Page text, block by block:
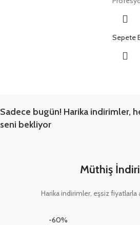
Sepete
Müthiş
Harika indirimler, eşsiz fiyatlarla
-60%
Sadece bugün! Harika indirimler,
seni bekliyor